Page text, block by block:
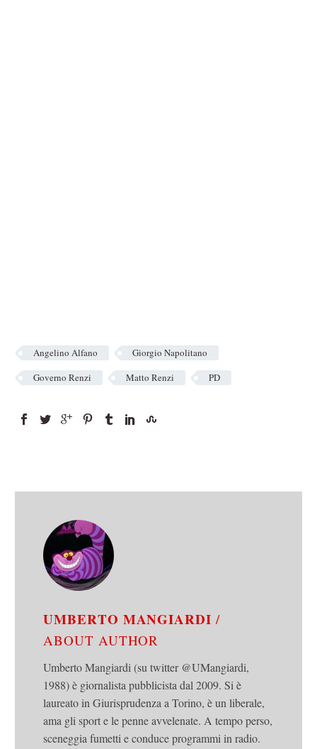
Angelino Alfano
Giorgio Napolitano
Governo Renzi
Matto Renzi PD
UMBERTO MANGIARDI/
ABOUT AUTHOR
Umberto Mangiardi (su twitter @UMangiardi,
1988) è giornalista pubblicista dal 2009. Si è
laureato in Giurisprudenza a Torino, è un liberale,
ama gli sport e le penne avvelenate. A tempo perso,
sceneggia fumetti e conduce programmi in radio.